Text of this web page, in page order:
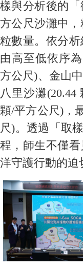
樣與分析後的
方公尺沙灘中
粒數量。依分
由高至低依序
方公尺)、金山
八里沙灘
顆/平方公尺)，
尺)。透過「取
程，師生不僅
洋守護行動的迫